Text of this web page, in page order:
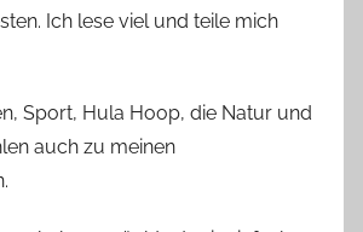
Ich lese viel und teile mich
Sport, Hula Hoop, die Natur und
auch zu meinen